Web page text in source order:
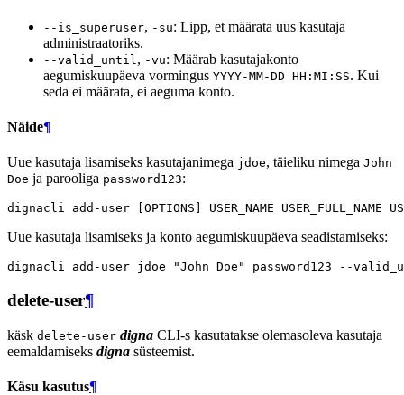
--is_superuser, -su: Lipp, et määrata uus kasutaja
administraatoriks.
--valid_until , -vu: Määrab kasutajakonto
aegumiskuupäeva vormingus YYYY-MM-DD HH:MI:SS. Kui
seda ei määrata, ei aeguma konto.
Näide¶
Uue kasutaja lisamiseks kasutajanimega jdoe, täieliku nimega John
Doe ja parooliga password123:
dignacli add-user OPTIONS USER_NAME USER_FULL_NAME
Uue kasutaja lisamiseks ja konto aegumiskuupäeva seadistamiseks:
dignacli add-user jdoe "John Doe" password123 --
delete-user¶
käsk delete-user digna CLI-s kasutatakse olemasoleva kasutaja
eemaldamiseks digna süsteemist.
Käsu kasutus¶